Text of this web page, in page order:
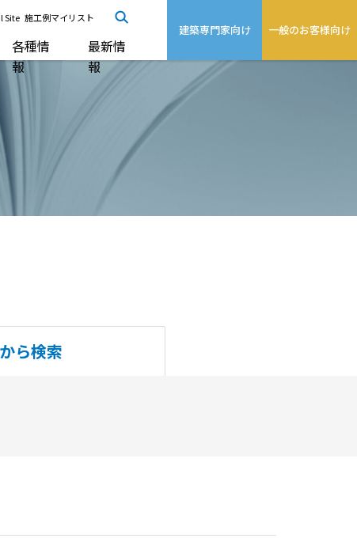
Site 施工例マイリスト
各種情
報
最新情
報
建築専門家向け 一般のお客様向け
ら検索